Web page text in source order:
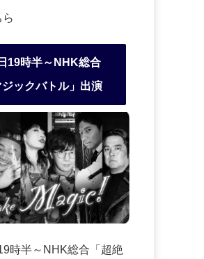
ら
19時半～NHK総合
ジックバトル」出演
時半～NHK総合「超絶